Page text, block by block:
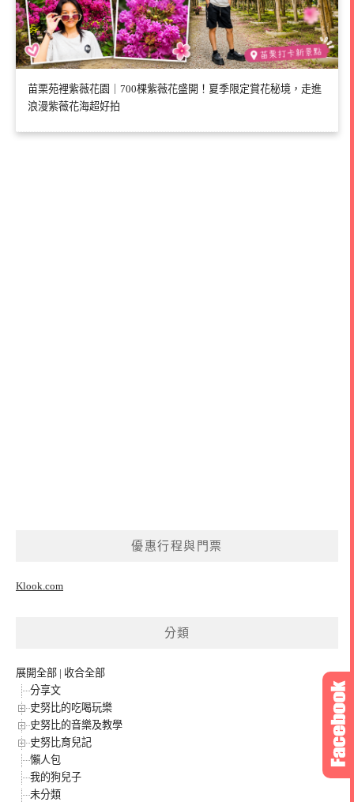
苗栗苑裡紫薇花園｜700棵紫薇花盛開！夏季限定賞花秘境，走進
浪漫紫薇花海超好拍
優惠行程與門票
Klook.com
分類
展開全部 | 收合全部
分享文
史努比的吃喝玩樂
史努比的音樂及教學
史努比育兒記
懶人包
我的狗兒子
未分類